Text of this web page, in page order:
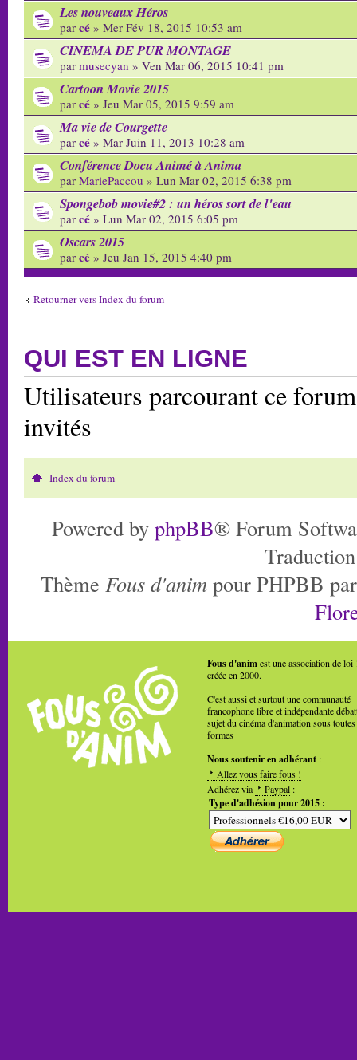
Les nouveaux Héros
par cé » Mer Fév 18, 2015 10:53 am
CINEMA DE PUR MONTAGE
par musecyan » Ven Mar 06, 2015 10:41 pm
Cartoon Movie 2015
par cé » Jeu Mar 05, 2015 9:59 am
Ma vie de Courgette
par cé » Mar Juin 11, 2013 10:28 am
Conférence Docu Animé à Anima
par MariePaccou » Lun Mar 02, 2015 6:38 pm
Spongebob movie#2 : un héros sort de l'eau
par cé » Lun Mar 02, 2015 6:05 pm
Oscars 2015
par cé » Jeu Jan 15, 2015 4:40 pm
Retourner vers Index du forum
QUI EST EN LIGNE
Utilisateurs parcourant ce
invités
Index du forum
Powered by phpBB® Forum
Thème Fous d'anim pour PHPBB
Fous d'animest une association de loi
créée en 2000.
C'est aussi et surtout une communauté
francophone libre et indépendante
sujet du cinéma d'animation sous toutes
formes
Nous soutenir en adhérant :
Allez vous faire fous !
Adhérez via
Paypal :
Type d'adhésion pour 2015 :